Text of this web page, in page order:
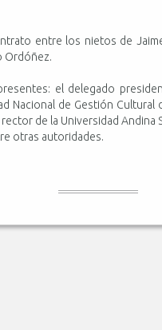
entre los nietos de
Ordóñez.
el delegado
Nacional de Gestión Cultural
de la Universidad Andina
otras autoridades.